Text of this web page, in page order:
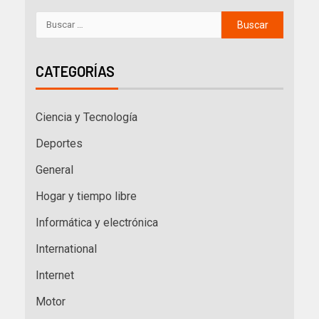
CATEGORÍAS
Ciencia y Tecnología
Deportes
General
Hogar y tiempo libre
Informática y electrónica
International
Internet
Motor